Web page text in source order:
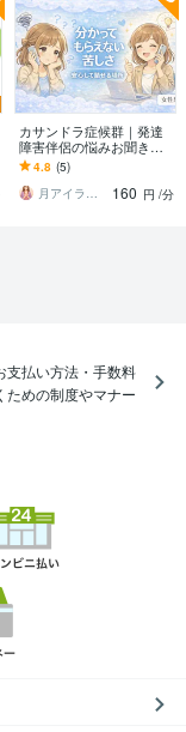
カサンドラ症候群｜発達
障害伴侶の悩みお聞きし
ます 誰にも分かってもら
えない孤独感や苦しさを
安心して話せます
4.8 (5)
月アイラ 心の絆創膏 女性専門
160 円 /分
支払い方法・手数料
ための制度やマナー